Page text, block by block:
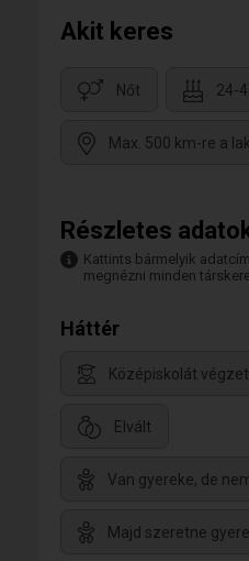
Akit keres
Nőt 24-
Max. 500 km-re a
Részletes
Kattints bármelyik
megnézni minden
Háttér
Középiskolát
Elvált
Van gyereke, de
Majd szeretne